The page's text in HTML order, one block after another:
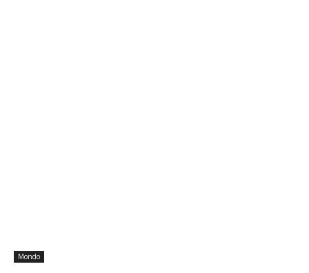
Mondo